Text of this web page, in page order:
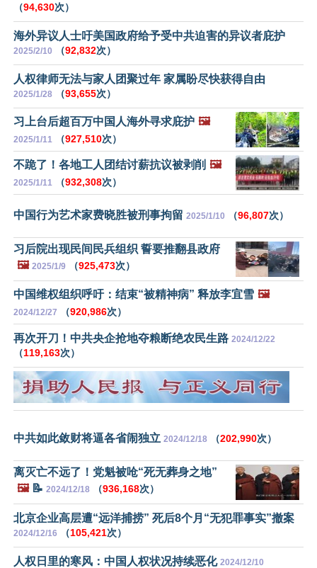
（94,630次）
海外异议人士吁美国政府给予受中共迫害的异议者庇护
2025/2/10 （92,832次）
人权律师无法与家人团聚过年 家属盼尽快获得自由
2025/1/28 （93,655次）
习上台后超百万中国人海外寻求庇护 🖼️
2025/1/11 （927,510次）
不跪了！各地工人团结讨薪抗议被剥削 🖼️
2025/1/11 （932,308次）
中国行为艺术家费晓胜被刑事拘留 2025/1/10 （96,807次）
习后院出现民间民兵组织 誓要推翻县政府
🖼️ 2025/1/9 （925,473次）
中国维权组织呼吁：结束“被精神病” 释放李宜雪 🖼️
2024/12/27 （920,986次）
再次开刀！中共央企抢地夺粮断绝农民生路 2024/12/22
（119,163次）
中共如此敛财将逼各省闹独立 2024/12/18 （202,990次）
离灭亡不远了！党魁被呛“死无葬身之地”
🖼️📝 2024/12/18 （936,168次）
北京企业高层遭“远洋捕捞” 死后8个月“无犯罪事实”撤案
2024/12/16 （105,421次）
人权日里的寒风：中国人权状况持续恶化 2024/12/10